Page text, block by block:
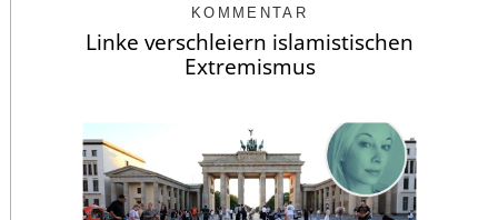
KOMMENTAR
Linke verschleiern islamistischen
Extremismus